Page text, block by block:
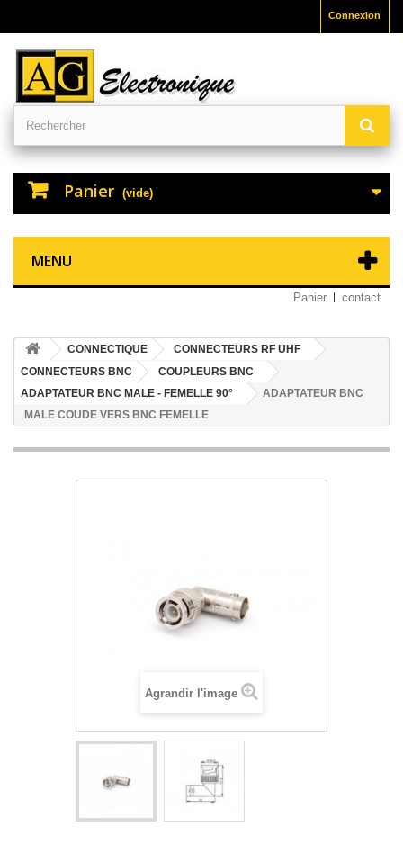
Connexion
Panier (vide)
MENU
Panier contact
CONNECTIQUE
CONNECTEURS RF UHF
CONNECTEURS BNC
COUPLEURS BNC
ADAPTATEUR BNC MALE - FEMELLE 90°
ADAPTATEUR BNC
MALE COUDE VERS BNC FEMELLE
Agrandir l'image